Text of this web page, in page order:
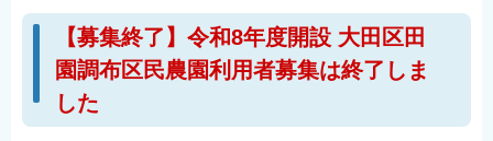
【募集終了】令和8年度開設 大田区田
園調布区民農園利用者募集は終了しま
した